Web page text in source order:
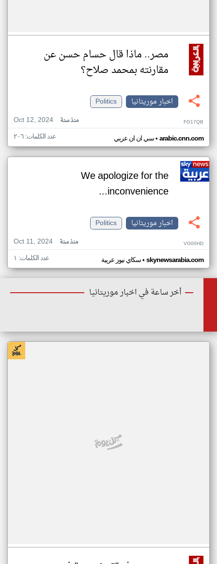
مصر.. ماذا قال حسام حسن عن
مقارنته بمحمد صلاح؟
اخبار موريتانيا
Politics
Oct 12, 2024
منذ سنة FG17QB
سي ان ان عربي• arabic.cnn.com عدد الكلمات: ٢٠٦
We apologize for the
inconvenience...
اخبار موريتانيا
Politics
Oct 11, 2024
منذ سنة VG00HD
سكاي نيوز عربية• skynewsarabia.com عدد الكلمات: ١
أخر ساعة في اخبار موريتانيا